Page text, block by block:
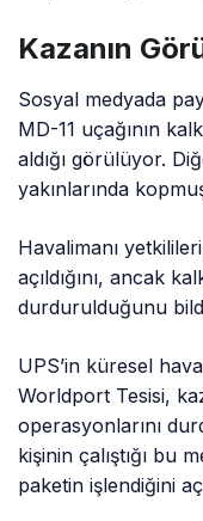
Kazanın
Sosyal medyada
MD-11 uçağının
aldığı görülüyor.
yakınlarında
Havalimanı
açıldığını, ancak
durdurulduğunu
UPS’in küresel
Worldport Tesisi,
operasyonlarını
kişinin çalıştığı bu
paketin işlendiğini